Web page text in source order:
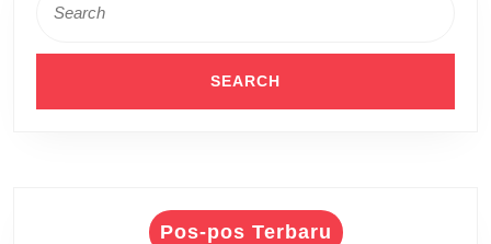
for:
Pos-pos Terbaru